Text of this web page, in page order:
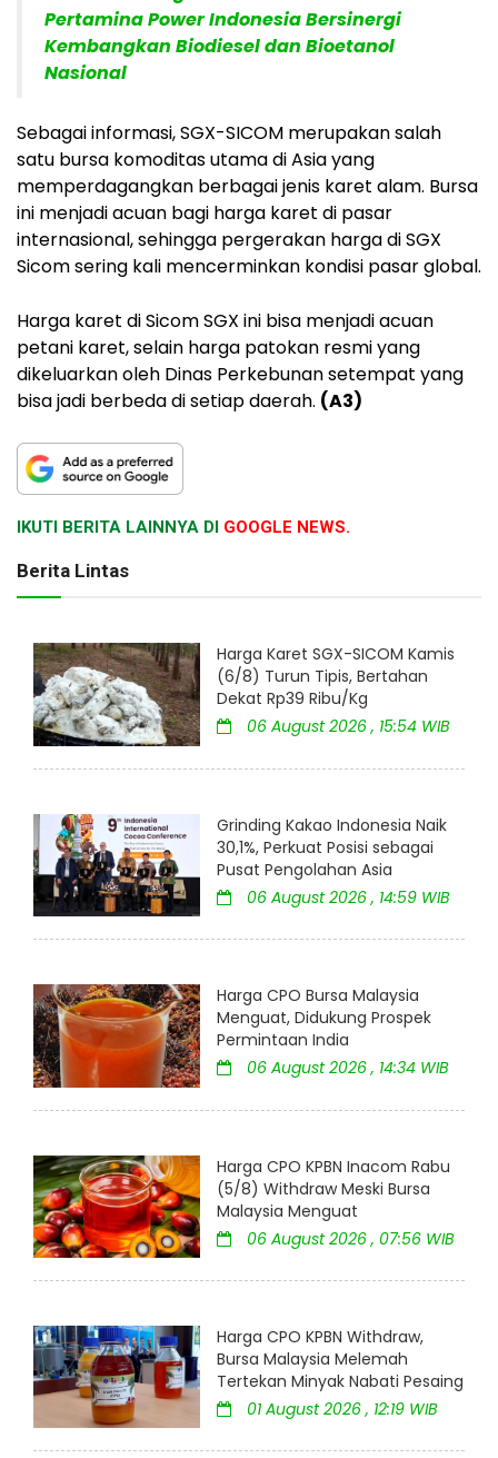
Pertamina Power Indonesia Bersinergi
Kembangkan Biodiesel dan Bioetanol
Nasional
Sebagai informasi, SGX-SICOM merupakan salah
satu bursa komoditas utama di Asia yang
memperdagangkan berbagai jenis karet alam. Bursa
ini menjadi acuan bagi harga karet di pasar
internasional, sehingga pergerakan harga di SGX
Sicom sering kali mencerminkan kondisi pasar global.
Harga karet di Sicom SGX ini bisa menjadi acuan
petani karet, selain harga patokan resmi yang
dikeluarkan oleh Dinas Perkebunan setempat yang
bisa jadi berbeda di setiap daerah. (A3)
IKUTI BERITA LAINNYA DI GOOGLE NEWS.
Berita Lintas
Harga Karet SGX-SICOM Kamis
(6/8) Turun Tipis, Bertahan
Dekat Rp39 Ribu/Kg
06 August 2026 , 15:54 WIB
Grinding Kakao Indonesia Naik
30,1%, Perkuat Posisi sebagai
Pusat Pengolahan Asia
06 August 2026 , 14:59 WIB
Harga CPO Bursa Malaysia
Menguat, Didukung Prospek
Permintaan India
06 August 2026 , 14:34 WIB
Harga CPO KPBN Inacom Rabu
(5/8) Withdraw Meski Bursa
Malaysia Menguat
06 August 2026 , 07:56 WIB
Harga CPO KPBN Withdraw,
Bursa Malaysia Melemah
Tertekan Minyak Nabati Pesaing
01 August 2026 , 12:19 WIB